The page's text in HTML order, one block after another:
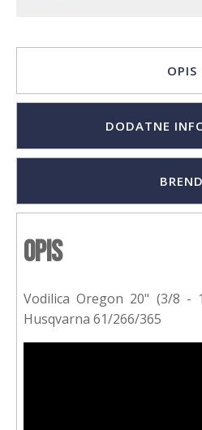
OPIS
DODATNE
BREND
Opis
Vodilica Oregon 20" (3/8 -
Husqvarna 61/266/365